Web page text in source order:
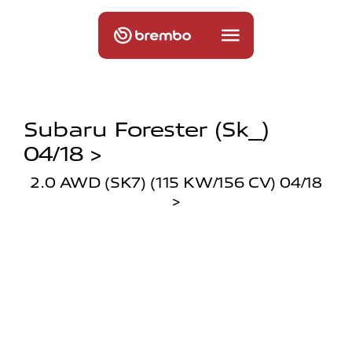
Subaru Forester (sk_)
04/18 >
2.0 AWD (SK7) (115 KW/156 CV) 04/18
>